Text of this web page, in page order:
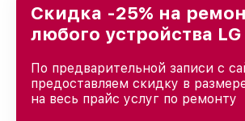
Краснодаре, постоянно повышая
доверия и лояльности наших
Скидка -25% на
любого устройства LG
По предварительной записи с
предоставляем скидку в
на весь прайс услуг по ремонту